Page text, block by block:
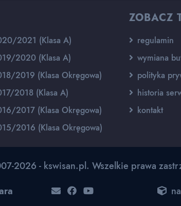
2021 (Klasa A)
2020 (Klasa A)
2019 (Klasa Okręgowa)
2018 (Klasa A)
2017 (Klasa Okręgowa)
2016 (Klasa Okręgowa)
ZOBACZ
regulamin
wymiana
polityka
historia
kontakt
2026 - kswisan.pl. Wszelkie prawa